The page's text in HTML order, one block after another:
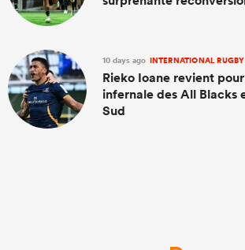
10 days ago INTERNATIONAL RUGBY
Rieko Ioane revient
infernale des All Blacks
Sud